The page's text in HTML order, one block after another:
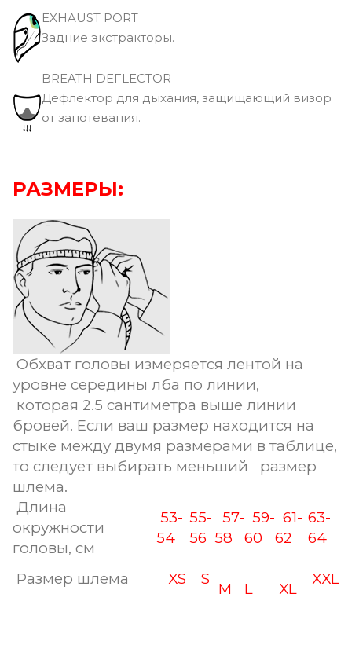
EXHAUST PORT
Задние экстракторы.
BREATH DEFLECTOR
Дефлектор для дыхания, защищающий визор
от запотевания.
РАЗМЕРЫ:
Обхват головы измеряется лентой на
уровне середины лба по линии,
которая 2.5 сантиметра выше линии
бровей. Если ваш размер находится на
стыке между двумя размерами в таблице,
то следует выбирать меньший размер
шлема.
Длина
окружности
головы, см
53-
54
55-
56
57-
58
59-
60
61-
62
63-
64
Размер шлема XS S
M L XL
XXL